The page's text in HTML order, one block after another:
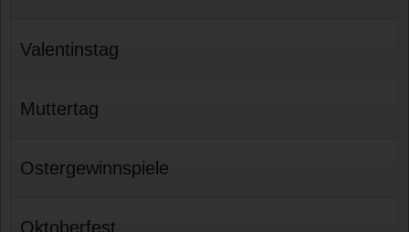
Valentinstag
Muttertag
Ostergewinnspiele
Oktoberfest